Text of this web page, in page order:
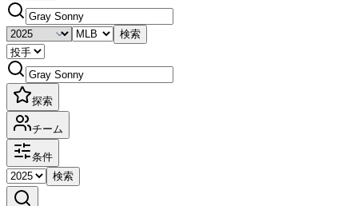
検索
探索
チーム
条件
検索